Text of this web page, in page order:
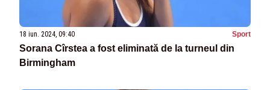
18 iun. 2024, 09:40 Sport
Sorana Cîrstea a fost eliminată de la turneul din
Birmingham